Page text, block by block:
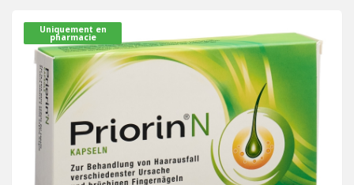
Uniquement en
pharmacie